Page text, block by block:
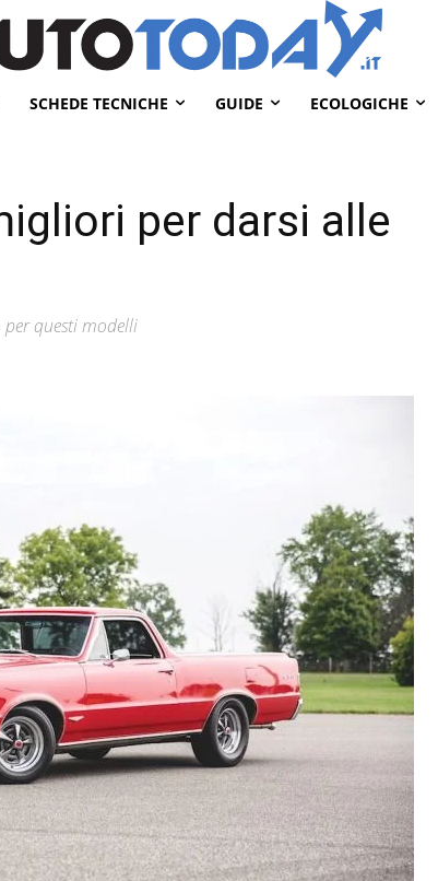
SCHEDE TECNICHE GUIDE ECOLOGICHE
per darsi alle
questi modelli